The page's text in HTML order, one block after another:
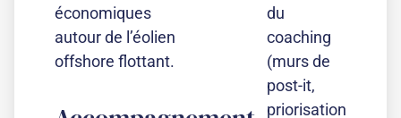
économiques
autour de l’éolien
offshore flottant.
du
coaching
(murs de
post-it,
priorisation